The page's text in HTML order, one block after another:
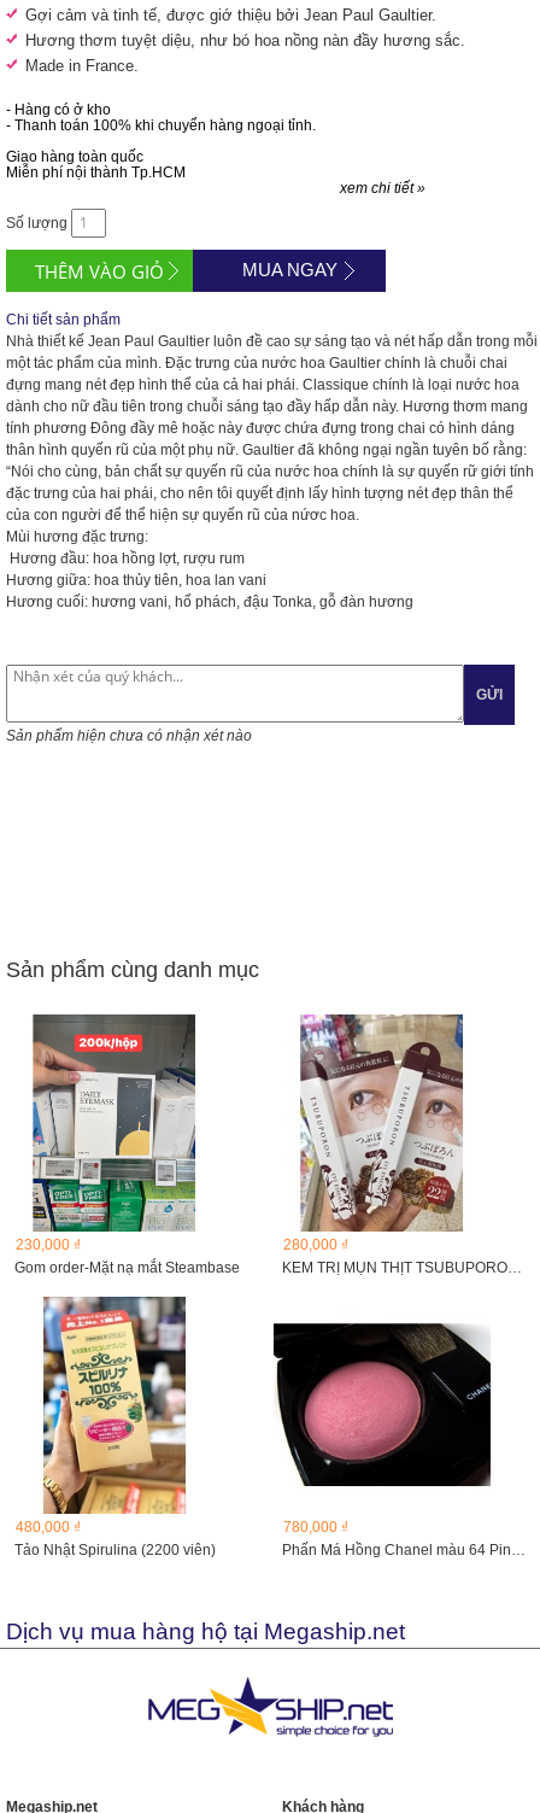
Gợi cảm và tinh tế, được giớ thiệu bởi Jean Paul Gaultier.
Hương thơm tuyệt diệu, như bó hoa nồng nàn đầy hương sắc.
Made in France.
- Hàng có ở kho
- Thanh toán 100% khi chuyển hàng ngoại tỉnh.
Giao hàng toàn quốc
Miễn phí nội thành Tp.HCM
xem chi tiết »
Số lượng
MUA NGAY
Chi tiết sản phẩm
Nhà thiết kế Jean Paul Gaultier luôn đề cao sự sáng tạo và nét hấp dẫn trong mỗi
một tác phẩm của mình. Đặc trưng của nước hoa Gaultier chính là chuỗi chai
đựng mang nét đẹp hình thể của cả hai phái. Classique chính là loại nước hoa
dành cho nữ đầu tiên trong chuỗi sáng tạo đầy hấp dẫn này. Hương thơm mang
tính phương Đông đầy mê hoặc này được chứa đựng trong chai có hình dáng
thân hình quyến rũ của một phụ nữ. Gaultier đã không ngại ngần tuyên bố rằng:
“Nói cho cùng, bản chất sự quyến rũ của nước hoa chính là sự quyến rữ giới tính
đặc trưng của hai phái, cho nên tôi quyết định lấy hình tượng nét đẹp thân thể
của con người để thể hiện sự quyến rũ của nứơc hoa.
Mùi hương đặc trưng:
Hương đầu: hoa hồng lợt, rượu rum
Hương giữa: hoa thủy tiên, hoa lan vani
Hương cuối: hương vani, hổ phách, đậu Tonka, gỗ đàn hương
GỬI
Sản phẩm hiện chưa có nhận xét nào
Sản phẩm cùng danh mục
230,000 ₫
Gom order-Mặt nạ mắt Steambase
280,000 ₫
KEM TRỊ MỤN THỊT TSUBUPORON QUANH VÙNG MẮT Nhật
480,000 ₫
Tảo Nhật Spirulina (2200 viên)
780,000 ₫
Phấn Má Hồng Chanel màu 64 Pink Explosion (Unbox)
Dịch vụ mua hàng hộ tại Megaship.net
Megaship.net Khách hàng